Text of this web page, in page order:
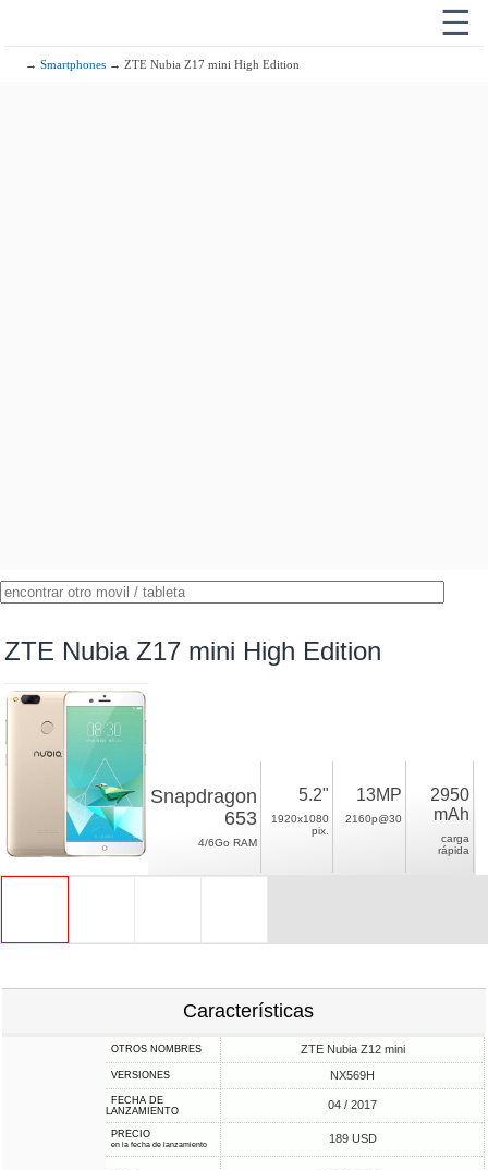
☰
→Smartphones → ZTE Nubia Z17 mini High Edition
ZTE Nubia Z17 mini High Edition
Snapdragon
653
4/6Go RAM
5.2"
1920x1080
pix.
13MP
2160p@30
2950
mAh
carga
rápida
Características
OTROS NOMBRES ZTE Nubia Z12 mini
VERSIONES NX569H
FECHA DE
LANZAMIENTO
04 / 2017
PRECIO
en la fecha de lanzamiento 189 USD